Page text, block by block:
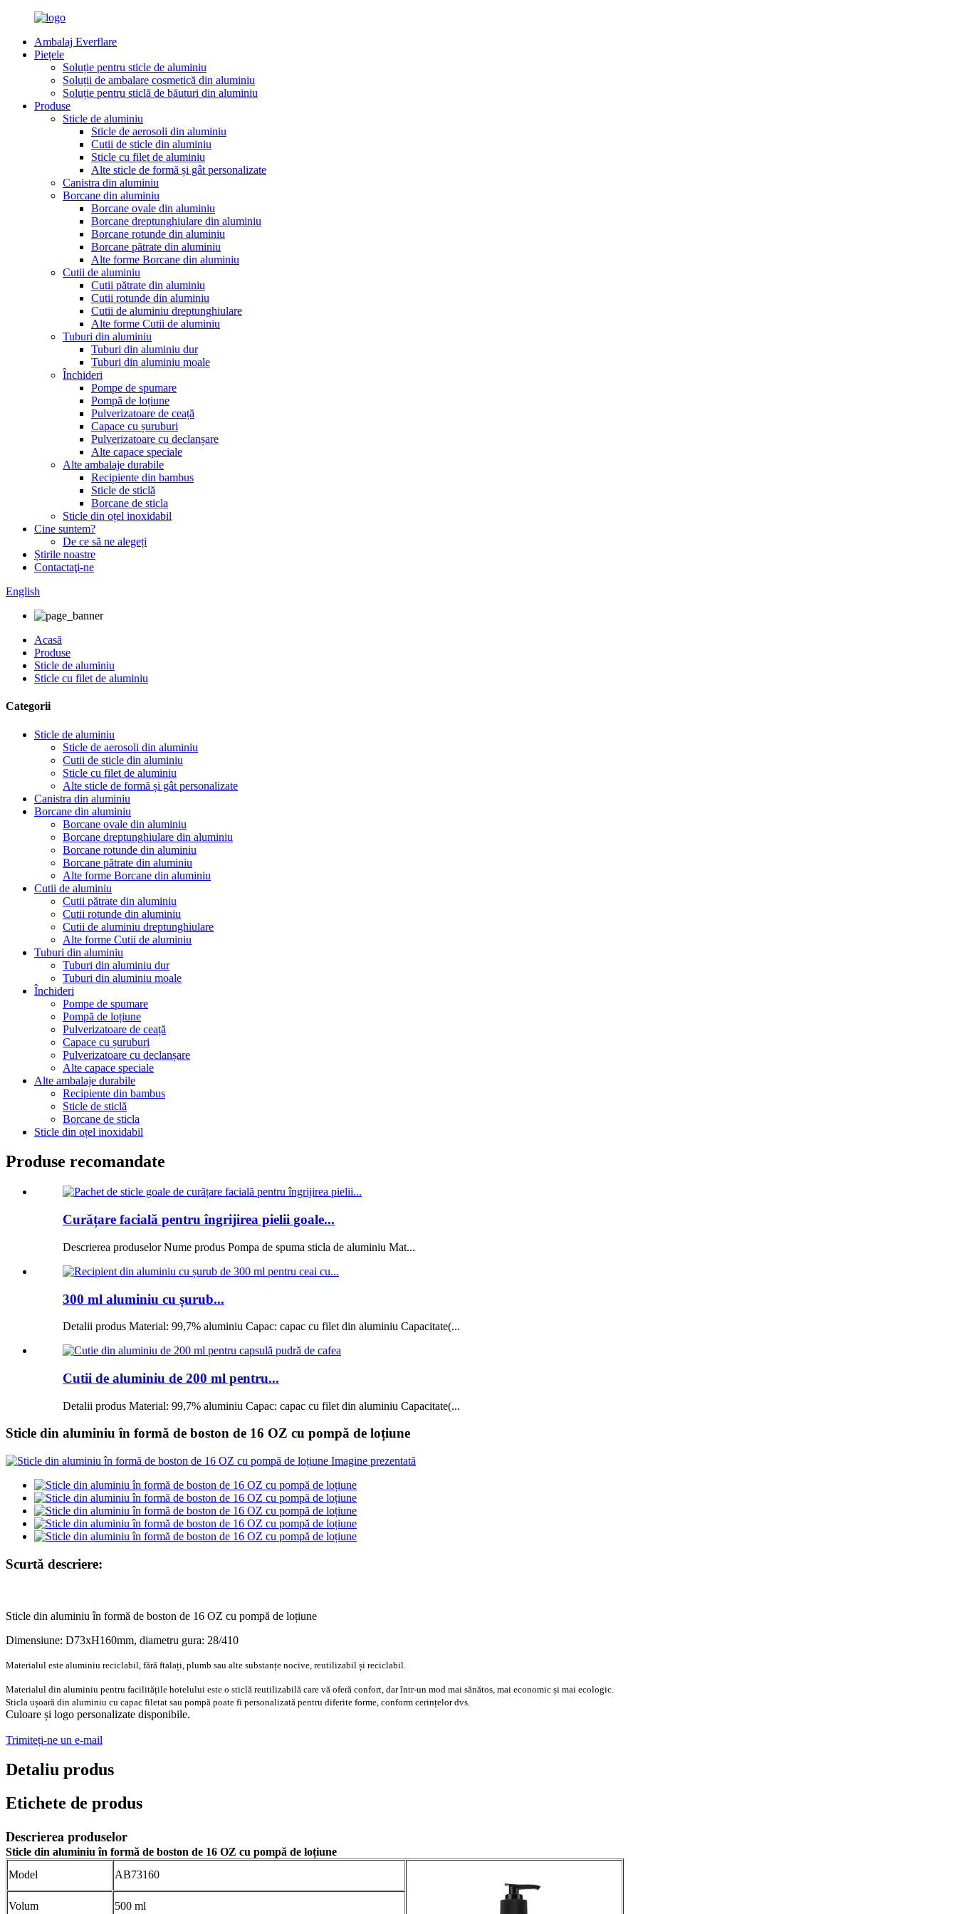
Ambalaj Everflare
Piețele
Soluție pentru sticle de aluminiu
Soluții de ambalare cosmetică din aluminiu
Soluție pentru sticlă de băuturi din aluminiu
Produse
Sticle de aluminiu
Sticle de aerosoli din aluminiu
Cutii de sticle din aluminiu
Sticle cu filet de aluminiu
Alte sticle de formă și gât personalizate
Canistra din aluminiu
Borcane din aluminiu
Borcane ovale din aluminiu
Borcane dreptunghiulare din aluminiu
Borcane rotunde din aluminiu
Borcane pătrate din aluminiu
Alte forme Borcane din aluminiu
Cutii de aluminiu
Cutii pătrate din aluminiu
Cutii rotunde din aluminiu
Cutii de aluminiu dreptunghiulare
Alte forme Cutii de aluminiu
Tuburi din aluminiu
Tuburi din aluminiu dur
Tuburi din aluminiu moale
Închideri
Pompe de spumare
Pompă de loțiune
Pulverizatoare de ceață
Capace cu șuruburi
Pulverizatoare cu declanșare
Alte capace speciale
Alte ambalaje durabile
Recipiente din bambus
Sticle de sticlă
Borcane de sticla
Sticle din oțel inoxidabil
Cine suntem?
De ce să ne alegeți
Știrile noastre
Contactaţi-ne
English
Acasă
Produse
Sticle de aluminiu
Sticle cu filet de aluminiu
Categorii
Sticle de aluminiu
Sticle de aerosoli din aluminiu
Cutii de sticle din aluminiu
Sticle cu filet de aluminiu
Alte sticle de formă și gât personalizate
Canistra din aluminiu
Borcane din aluminiu
Borcane ovale din aluminiu
Borcane dreptunghiulare din aluminiu
Borcane rotunde din aluminiu
Borcane pătrate din aluminiu
Alte forme Borcane din aluminiu
Cutii de aluminiu
Cutii pătrate din aluminiu
Cutii rotunde din aluminiu
Cutii de aluminiu dreptunghiulare
Alte forme Cutii de aluminiu
Tuburi din aluminiu
Tuburi din aluminiu dur
Tuburi din aluminiu moale
Închideri
Pompe de spumare
Pompă de loțiune
Pulverizatoare de ceață
Capace cu șuruburi
Pulverizatoare cu declanșare
Alte capace speciale
Alte ambalaje durabile
Recipiente din bambus
Sticle de sticlă
Borcane de sticla
Sticle din oțel inoxidabil
Produse recomandate
Curățare facială pentru îngrijirea pielii goale...
Descrierea produselor Nume produs Pompa de spuma sticla de aluminiu Mat...
300 ml aluminiu cu șurub...
Detalii produs Material: 99,7% aluminiu Capac: capac cu filet din aluminiu Capacitate(...
Cutii de aluminiu de 200 ml pentru...
Detalii produs Material: 99,7% aluminiu Capac: capac cu filet din aluminiu Capacitate(...
Sticle din aluminiu în formă de boston de 16 OZ cu pompă de loțiune
Scurtă descriere:
Sticle din aluminiu în formă de boston de 16 OZ cu pompă de loțiune
Dimensiune: D73xH160mm, diametru gura: 28/410
Materialul este aluminiu reciclabil, fără ftalați, plumb sau alte substanțe nocive, reutilizabil și reciclabil.
Materialul din aluminiu pentru facilitățile hotelului este o sticlă reutilizabilă care vă oferă confort, dar într-un mod mai sănătos, mai economic și mai ecologic.
Sticla ușoară din aluminiu cu capac filetat sau pompă poate fi personalizată pentru diferite forme, conform cerințelor dvs.
Culoare și logo personalizate disponibile.
Trimiteți-ne un e-mail
Detaliu produs
Etichete de produs
Descrierea produselor
Sticle din aluminiu în formă de boston de 16 OZ cu pompă de loțiune
Model
AB73160
Volum 500 ml